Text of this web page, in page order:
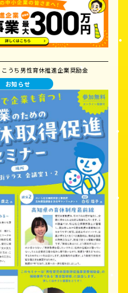
うち男性育休推進企業奨励金
お知らせ